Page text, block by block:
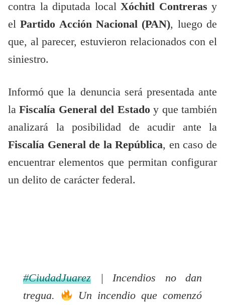
contra la diputada local Xóchitl Contreras y
elPartido Acción Nacional (PAN), luego de
que, al parecer, estuvieron relacionados con el
siniestro.
Informó que la denuncia será presentada ante
laFiscalía General del Estadoy que también
analizará la posibilidad de acudir ante la
Fiscalía General de la República, en caso de
encuentrar elementos que permitan configurar
un delito de carácter federal.
#CiudadJuarez | Incendios no dan
tregua.
Un incendio que comenzó